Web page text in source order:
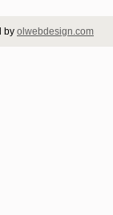
by olwebdesign.com